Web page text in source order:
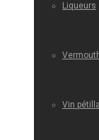
Liqueurs
Vin